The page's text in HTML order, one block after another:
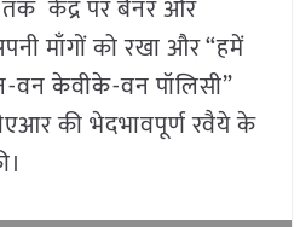
तक केंद्र पर बैनर और
माँगों को रखा और “हमें
वन केवीके-वन पॉलिसी”
की भेदभावपूर्ण रवैये के